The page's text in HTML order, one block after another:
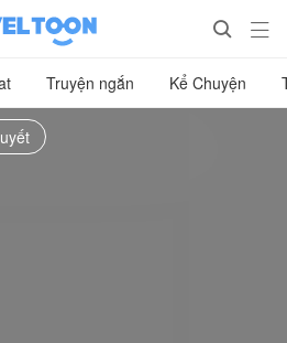
 
Truyện ngắn Kể Chuyện